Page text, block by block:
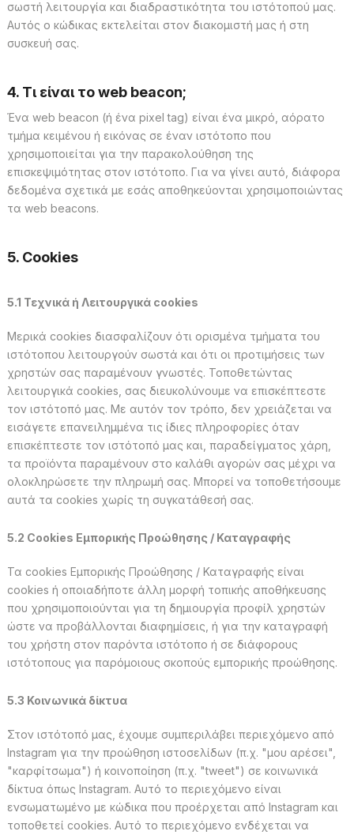
σωστή λειτουργία και διαδραστικότητα του ιστότοπού μας.
Αυτός ο κώδικας εκτελείται στον διακομιστή μας ή στη
συσκευή σας.
4. Τι είναι το web beacon;
Ένα web beacon (ή ένα pixel tag) είναι ένα μικρό, αόρατο
τμήμα κειμένου ή εικόνας σε έναν ιστότοπο που
χρησιμοποιείται για την παρακολούθηση της
επισκεψιμότητας στον ιστότοπο. Για να γίνει αυτό, διάφορα
δεδομένα σχετικά με εσάς αποθηκεύονται χρησιμοποιώντας
τα web beacons.
5. Cookies
5.1 Τεχνικά ή Λειτουργικά cookies
Μερικά cookies διασφαλίζουν ότι ορισμένα τμήματα του
ιστότοπου λειτουργούν σωστά και ότι οι προτιμήσεις των
χρηστών σας παραμένουν γνωστές. Τοποθετώντας
λειτουργικά cookies, σας διευκολύνουμε να επισκέπτεστε
τον ιστότοπό μας. Με αυτόν τον τρόπο, δεν χρειάζεται να
εισάγετε επανειλημμένα τις ίδιες πληροφορίες όταν
επισκέπτεστε τον ιστότοπό μας και, παραδείγματος χάρη,
τα προϊόντα παραμένουν στο καλάθι αγορών σας μέχρι να
ολοκληρώσετε την πληρωμή σας. Μπορεί να τοποθετήσουμε
αυτά τα cookies χωρίς τη συγκατάθεσή σας.
5.2 Cookies Εμπορικής Προώθησης / Καταγραφής
Τα cookies Εμπορικής Προώθησης / Καταγραφής είναι
cookies ή οποιαδήποτε άλλη μορφή τοπικής αποθήκευσης
που χρησιμοποιούνται για τη δημιουργία προφίλ χρηστών
ώστε να προβάλλονται διαφημίσεις, ή για την καταγραφή
του χρήστη στον παρόντα ιστότοπο ή σε διάφορους
ιστότοπους για παρόμοιους σκοπούς εμπορικής προώθησης.
5.3 Κοινωνικά δίκτυα
Στον ιστότοπό μας, έχουμε συμπεριλάβει περιεχόμενο από
Instagram για την προώθηση ιστοσελίδων (π.χ. "μου αρέσει",
"καρφίτσωμα") ή κοινοποίηση (π.χ. "tweet") σε κοινωνικά
δίκτυα όπως Instagram. Αυτό το περιεχόμενο είναι
ενσωματωμένο με κώδικα που προέρχεται από Instagram και
τοποθετεί cookies. Αυτό το περιεχόμενο ενδέχεται να